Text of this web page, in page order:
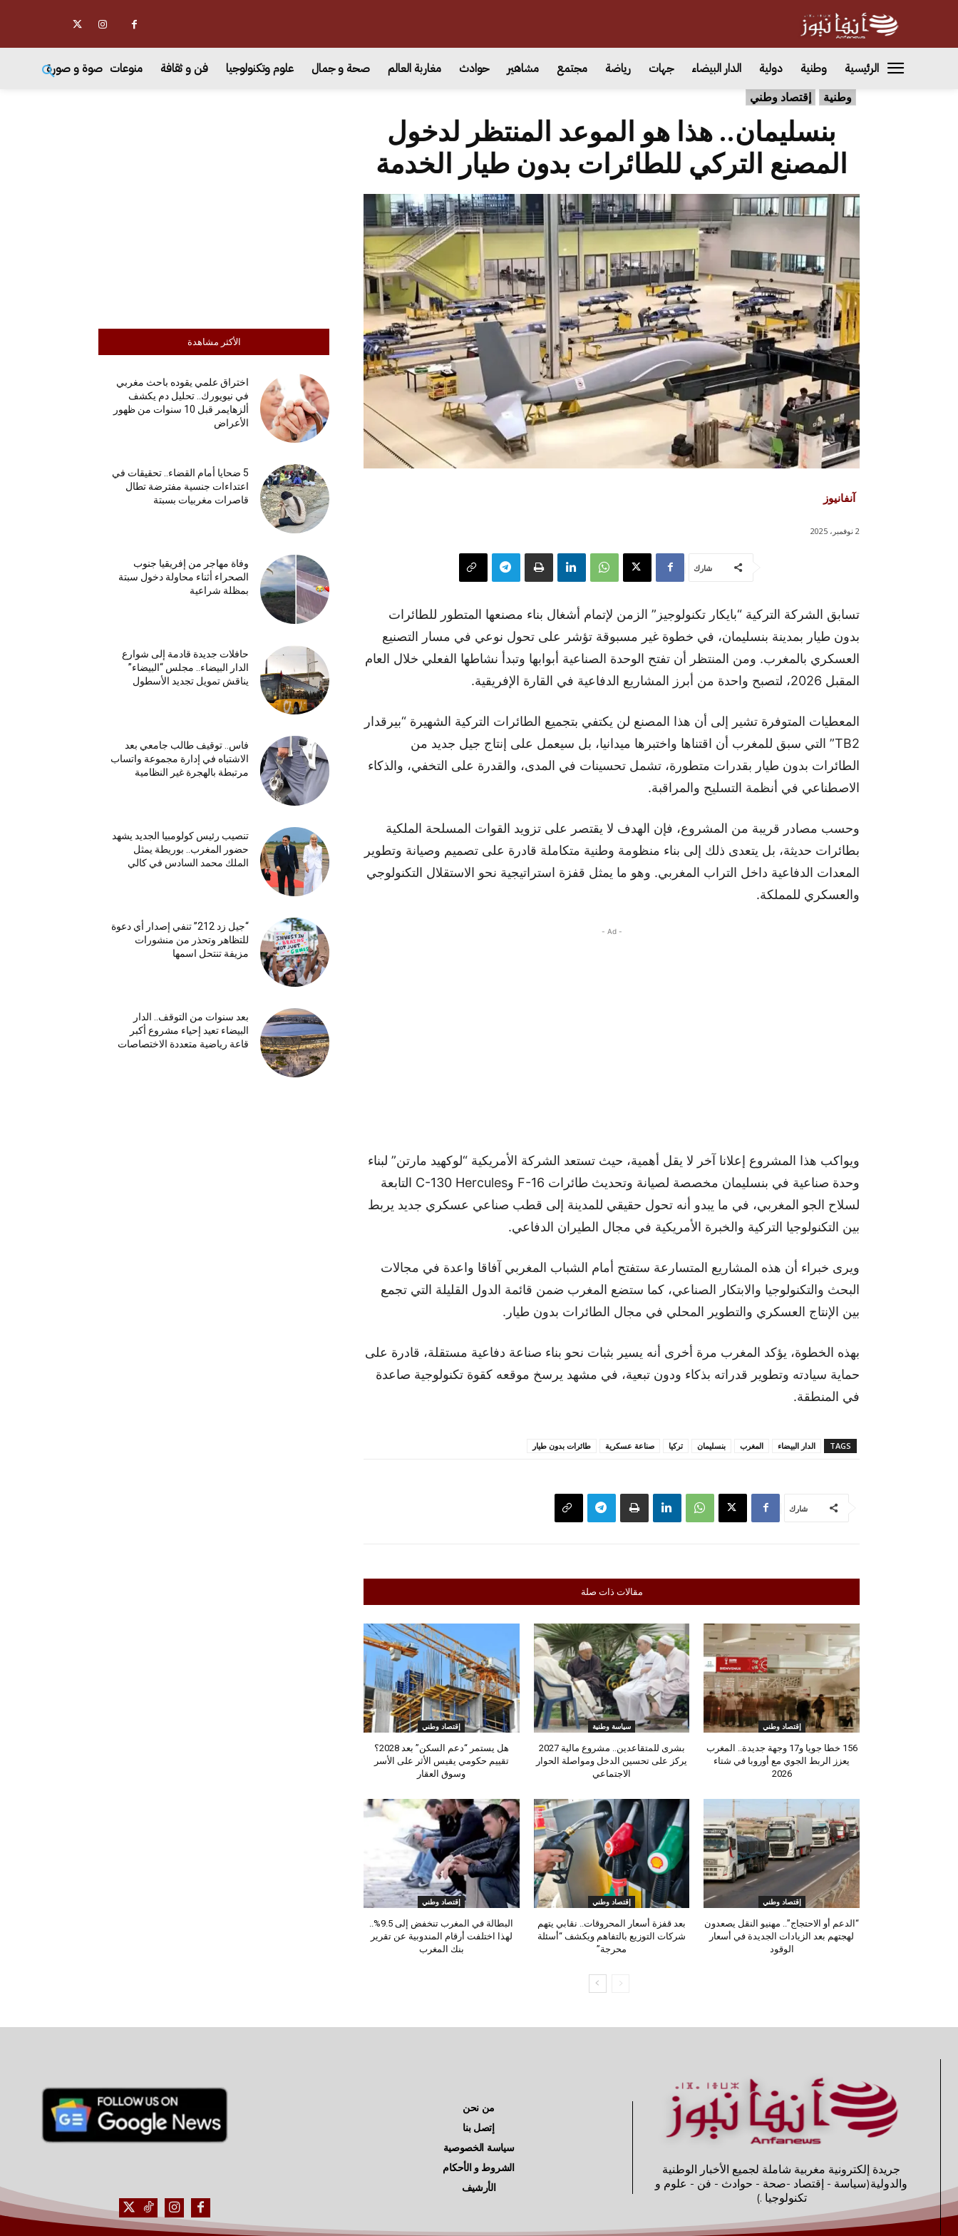
الرئيسية وطنية دولية الدار البيضاء جهات رياضة مجتمع مشاهير حوادث مغاربة العالم صحة و جمال علوم وتكنولوجيا فن و ثقافة منوعات صوة و صورة
وطنية إقتصاد وطني
الأكثر مشاهدة
اختراق علمي يقوده باحث مغربي
في نيويورك.. تحليل دم يكشف
ألزهايمر قبل 10 سنوات من ظهور
الأعراض
5 ضحايا أمام القضاء.. تحقيقات في
اعتداءات جنسية مفترضة تطال
قاصرات مغربيات بسبتة
وفاة مهاجر من إفريقيا جنوب
الصحراء أثناء محاولة دخول سبتة
بمظلة شراعية
حافلات جديدة قادمة إلى شوارع
الدار البيضاء.. مجلس “البيضاء”
يناقش تمويل تجديد الأسطول
فاس.. توقيف طالب جامعي بعد
الاشتباه في إدارة مجموعة واتساب
مرتبطة بالهجرة غير النظامية
تنصيب رئيس كولومبيا الجديد يشهد
حضور المغرب.. بوريطة يمثل
الملك محمد السادس في كالي
“جيل زد 212” تنفي إصدار أي دعوة
للتظاهر وتحذر من منشورات
مزيفة تنتحل اسمها
بعد سنوات من التوقف.. الدار
البيضاء تعيد إحياء مشروع أكبر
قاعة رياضية متعددة الاختصاصات
بنسليمان.. هذا هو الموعد المنتظر لدخول
المصنع التركي للطائرات بدون طيار الخدمة
آنفانيوز
2 نوفمبر، 2025
شارك
تسابق الشركة التركية “بايكار تكنولوجيز” الزمن لإتمام أشغال بناء مصنعها المتطور للطائرات
بدون طيار بمدينة بنسليمان، في خطوة غير مسبوقة تؤشر على تحول نوعي في مسار التصنيع
العسكري بالمغرب. ومن المنتظر أن تفتح الوحدة الصناعية أبوابها وتبدأ نشاطها الفعلي خلال العام
المقبل 2026، لتصبح واحدة من أبرز المشاريع الدفاعية في القارة الإفريقية.
المعطيات المتوفرة تشير إلى أن هذا المصنع لن يكتفي بتجميع الطائرات التركية الشهيرة “بيرقدار
TB2” التي سبق للمغرب أن اقتناها واختبرها ميدانيا، بل سيعمل على إنتاج جيل جديد من
الطائرات بدون طيار بقدرات متطورة، تشمل تحسينات في المدى، والقدرة على التخفي، والذكاء
الاصطناعي في أنظمة التسليح والمراقبة.
وحسب مصادر قريبة من المشروع، فإن الهدف لا يقتصر على تزويد القوات المسلحة الملكية
بطائرات حديثة، بل يتعدى ذلك إلى بناء منظومة وطنية متكاملة قادرة على تصميم وصيانة وتطوير
المعدات الدفاعية داخل التراب المغربي. وهو ما يمثل قفزة استراتيجية نحو الاستقلال التكنولوجي
والعسكري للمملكة.
- Ad -
ويواكب هذا المشروع إعلانا آخر لا يقل أهمية، حيث تستعد الشركة الأمريكية “لوكهيد مارتن” لبناء
وحدة صناعية في بنسليمان مخصصة لصيانة وتحديث طائرات F-16 وC-130 Hercules التابعة
لسلاح الجو المغربي، في ما يبدو أنه تحول حقيقي للمدينة إلى قطب صناعي عسكري جديد يربط
بين التكنولوجيا التركية والخبرة الأمريكية في مجال الطيران الدفاعي.
ويرى خبراء أن هذه المشاريع المتسارعة ستفتح أمام الشباب المغربي آفاقا واعدة في مجالات
البحث والتكنولوجيا والابتكار الصناعي، كما ستضع المغرب ضمن قائمة الدول القليلة التي تجمع
بين الإنتاج العسكري والتطوير المحلي في مجال الطائرات بدون طيار.
بهذه الخطوة، يؤكد المغرب مرة أخرى أنه يسير بثبات نحو بناء صناعة دفاعية مستقلة، قادرة على
حماية سيادته وتطوير قدراته بذكاء ودون تبعية، في مشهد يرسخ موقعه كقوة تكنولوجية صاعدة
في المنطقة.
TAGS الدار البيضاء المغرب بنسليمان تركيا صناعة عسكرية طائرات بدون طيار
شارك
مقالات ذات صلة
إقتصاد وطني
156 خطا جويا و17 وجهة جديدة.. المغرب
يعزز الربط الجوي مع أوروبا في شتاء
2026
سياسة وطنية
بشرى للمتقاعدين.. مشروع مالية 2027
يركز على تحسين الدخل ومواصلة الحوار
الاجتماعي
إقتصاد وطني
هل يستمر “دعم السكن” بعد 2028؟
تقييم حكومي يقيس الأثر على الأسر
وسوق العقار
إقتصاد وطني
“الدعم أو الاحتجاج”.. مهنيو النقل يصعدون
لهجتهم بعد الزيادات الجديدة في أسعار
الوقود
إقتصاد وطني
بعد قفزة أسعار المحروقات.. نقابي يتهم
شركات التوزيع بالتفاهم ويكشف “أسئلة
محرجة”
إقتصاد وطني
البطالة في المغرب تنخفض إلى 9.5%..
لهذا اختلفت أرقام المندوبية عن تقرير
بنك المغرب
جريدة إلكترونية مغربية شاملة لجميع الأخبار الوطنية
والدولية(سياسة - إقتصاد -صحة - حوادث - فن - علوم و
تكنولوجيا .)
من نحن
إتصل بنا
سياسة الخصوصية
الشروط و الأحكام
الأرشيف